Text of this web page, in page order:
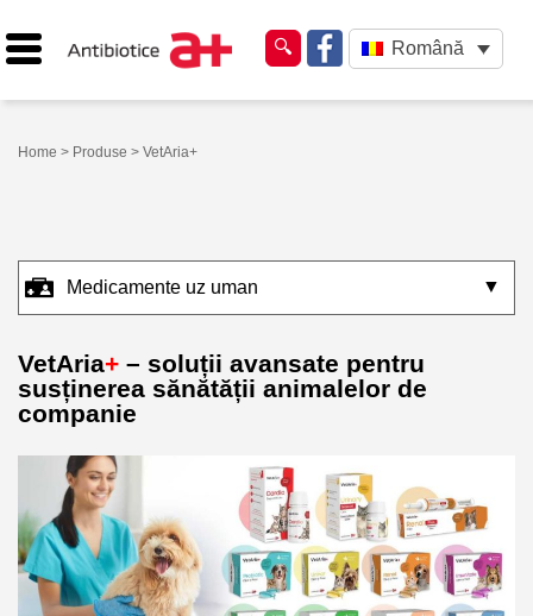
Română
Home > Produse > VetAria+
▼
Medicamente uz uman
VetAria+ – soluții avansate pentru
susținerea sănătății animalelor de
companie